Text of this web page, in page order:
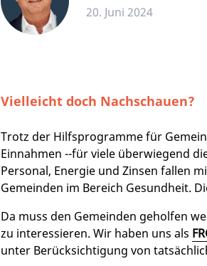
20. Juni 2024
Vielleicht doch Nachschauen?
Trotz der Hilfsprogramme für
Einnahmen --für viele überwiegend
Personal, Energie und Zinsen fallen
Gemeinden im Bereich Gesundheit.
Da muss den Gemeinden geholfen
zu interessieren. Wir haben uns als
unter Berücksichtigung von